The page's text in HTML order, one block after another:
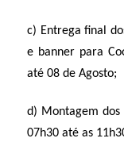
c) Entrega final
e banner para
até 08 de Agosto;
d) Montagem dos
07h30 até as